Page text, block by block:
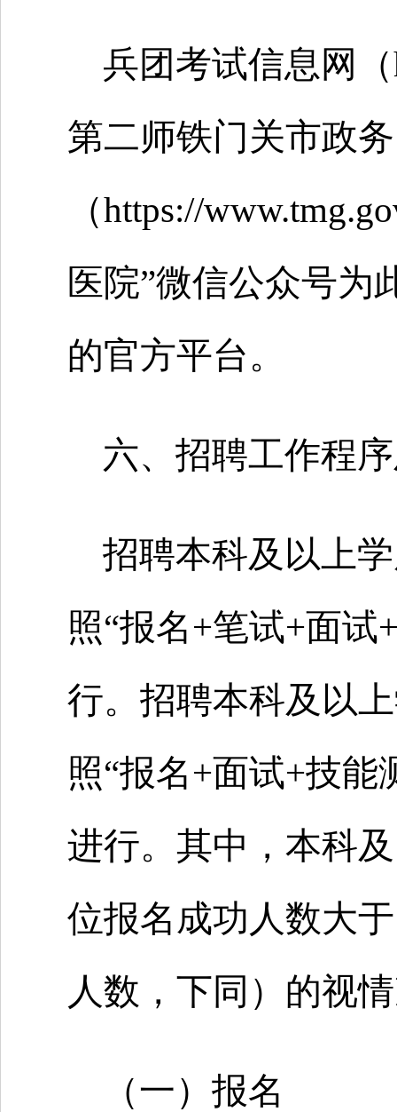
兵团考试信息网
第二师铁门关市政
（https://
医院”微信公众号为
的官方平台。
六、招聘工作程
招聘本科及以上
照“报名+笔试+面试
行。招聘本科及以
照“报名+面试+技能
进行。其中，本科
位报名成功人数大
人数，下同）的视
（一）报名